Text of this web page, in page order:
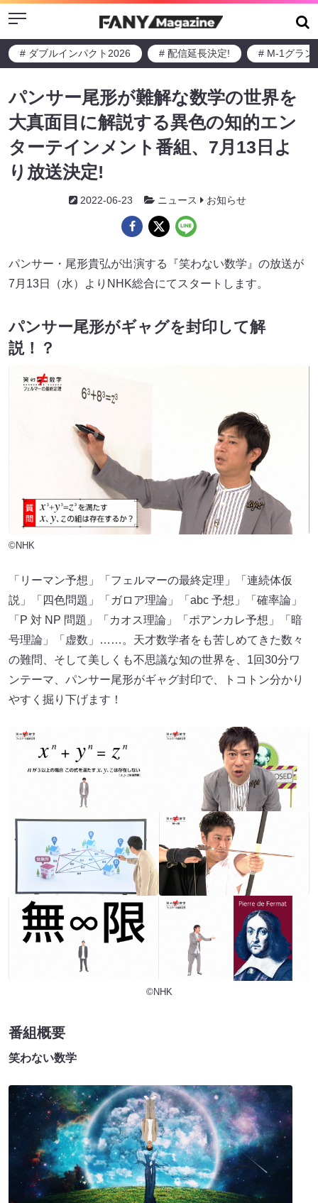
Menu
# ダブルインパクト2026 # 配信延長決定! # M-1グラン
パンサー尾形が難解な数学の世界を
大真面目に解説する異色の知的エン
ターテインメント番組、7月13日よ
り放送決定!
2022-06-23 ニュース お知らせ
パンサー・尾形貴弘が出演する『笑わない数学』の放送が
7月13日（水）よりNHK総合にてスタートします。
パンサー尾形がギャグを封印して解
説！？
©NHK
「リーマン予想」「フェルマーの最終定理」「連続体仮
説」「四色問題」「ガロア理論」「abc 予想」「確率論」
「P 対 NP 問題」「カオス理論」「ポアンカレ予想」「暗
号理論」「虚数」……。天才数学者をも苦しめてきた数々
の難問、そして美しくも不思議な知の世界を、1回30分ワ
ンテーマ、パンサー尾形がギャグ封印で、トコトン分かり
やすく掘り下げます！
©NHK
番組概要
笑わない数学